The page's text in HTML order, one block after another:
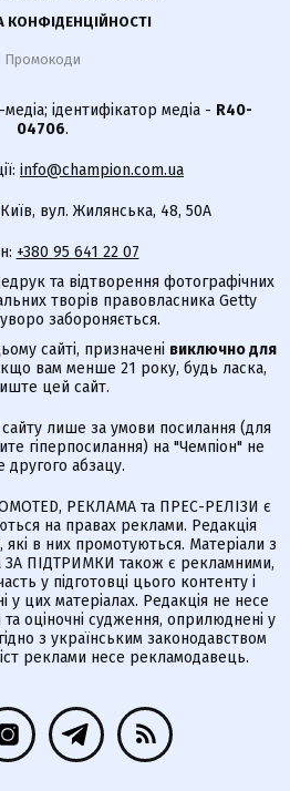
КОНФІДЕНЦІЙНОСТІ
Промокоди
ідентифікатор медіа - R40-
04706.
info@champion.com.ua
вул. Жилянська, 48, 50А
+380 95 641 22 07
та відтворення фотографічних
творів правовласника Getty
забороняється.
сайті, призначені виключно для
вам менше 21 року, будь ласка,
цей сайт.
сайту лише за умови посилання (для
гіперпосилання) на "Чемпіон" не
другого абзацу.
РЕКЛАМА та ПРЕС-РЕЛІЗИ є
на правах реклами. Редакція
в них промотуються. Матеріали з
ПІДТРИМКИ також є рекламними,
у підготовці цього контенту і
у цих матеріалах. Редакція не несе
та оціночні судження, оприлюднені у
з українським законодавством
реклами несе рекламодавець.